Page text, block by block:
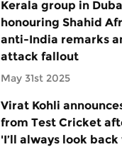
Kerala group in
honouring Shahid
anti-India remarks
attack fallout
May 31st 2025
Virat Kohli
from Test Cricket
'I’ll always look